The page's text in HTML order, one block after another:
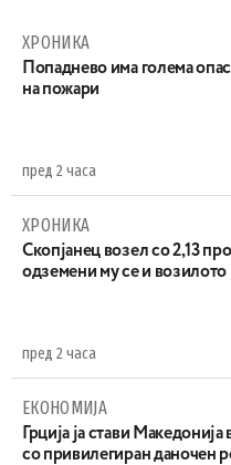
ХРОНИКА
Попаднево има голема
на пожари
пред 2 часа
ХРОНИКА
Скопјанец возел со 2,13
одземени му се и возилото
пред 2 часа
ЕКОНОМИЈА
Грција ја стави
со привилегиран даночен